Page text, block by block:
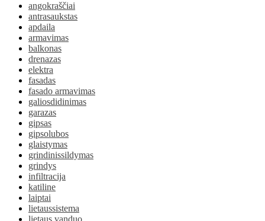
angokraščiai
antrasaukstas
apdaila
armavimas
balkonas
drenazas
elektra
fasadas
fasado armavimas
galiosdidinimas
garazas
gipsas
gipsolubos
glaistymas
grindinissildymas
grindys
infiltracija
katiline
laiptai
lietaussistema